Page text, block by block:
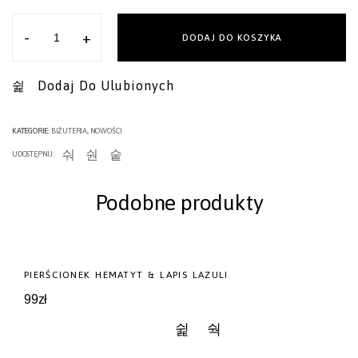
- + DODAJ DO KOSZYKA
Dodaj Do Ulubionych
KATEGORIE: BIŻUTERIA NOWOŚCI
UDOSTĘPNIJ:
Podobne produkty
NOWOŚĆ
PIERŚCIONEK HEMATYT & LAPIS LAZULI
99zł